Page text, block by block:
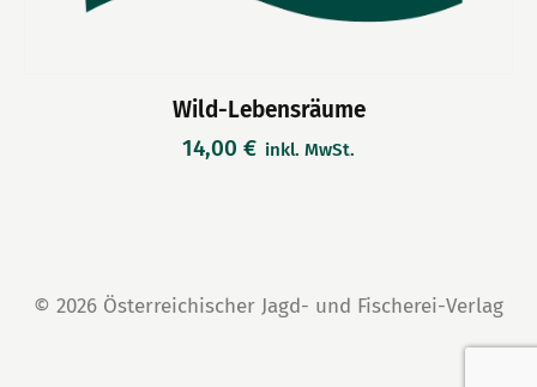
Wild-Lebensräume
14,00 € inkl. MwSt.
© 2026 Österreichischer Jagd- und Fischerei-Verlag